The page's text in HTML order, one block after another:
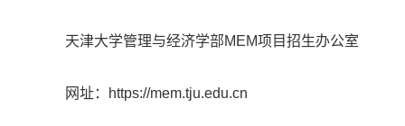
天津大学管理与经济学部MEM项目招生办公室
网址：https://mem.tju.edu.cn